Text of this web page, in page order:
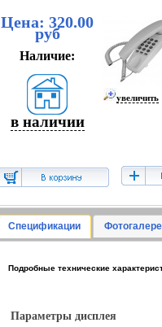
Цена: 320.00
руб
Наличие:
в наличии
увеличить
Спецификации
Подробные технические
Параметры дисплея